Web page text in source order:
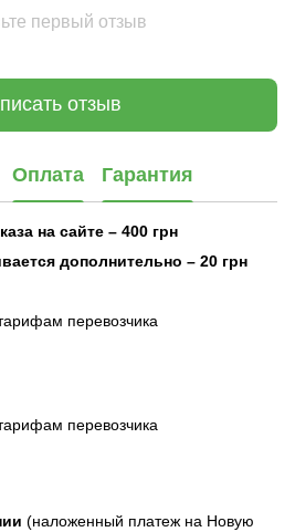
первый отзыв
отзыв
Оплата Гарантия
на сайте – 400 грн
дополнительно – 20 грн
перевозчика
перевозчика
(наложенный платеж на Новую